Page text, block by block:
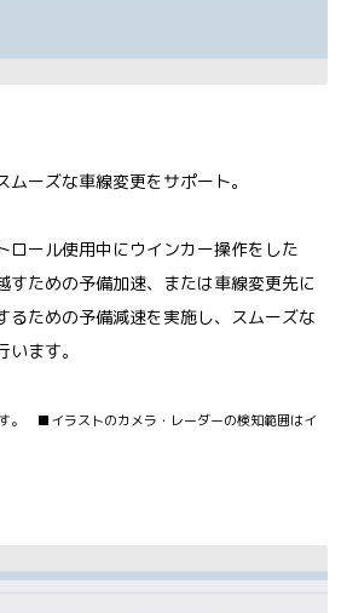
ーズな車線変更をサポート。
ロール使用中にウインカー操作をした
すための予備加速、または車線変更先に
るための予備減速を実施し、スムーズな
ます。
。 ■イラストのカメラ・レーダーの検知範囲はイ